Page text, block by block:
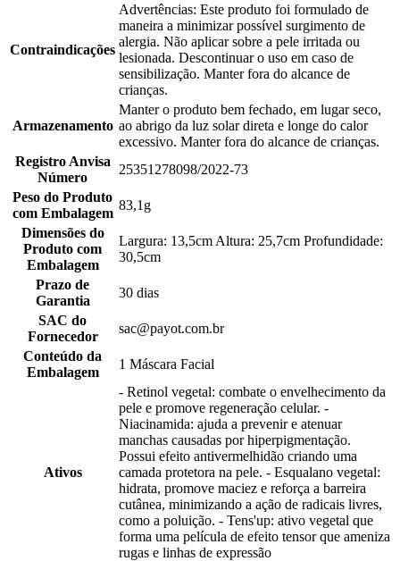
Contraindicações
Advertências: Este produto foi formulado de
maneira a minimizar possível surgimento de
alergia. Não aplicar sobre a pele irritada ou
lesionada. Descontinuar o uso em caso de
sensibilização. Manter fora do alcance de
crianças.
Armazenamento
Manter o produto bem fechado, em lugar seco,
ao abrigo da luz solar direta e longe do calor
excessivo. Manter fora do alcance de crianças.
Registro Anvisa
Número
25351278098/2022-73
Peso do Produto
com Embalagem
83,1g
Dimensões do
Produto com
Embalagem
Largura: 13,5cm Altura: 25,7cm Profundidade:
30,5cm
Prazo de
Garantia
30 dias
SAC do
Fornecedor
sac@payot.com.br
Conteúdo da
Embalagem
1 Máscara Facial
Ativos
- Retinol vegetal: combate o envelhecimento da
pele e promove regeneração celular. -
Niacinamida: ajuda a prevenir e atenuar
manchas causadas por hiperpigmentação.
Possui efeito antivermelhidão criando uma
camada protetora na pele. - Esqualano vegetal:
hidrata, promove maciez e reforça a barreira
cutânea, minimizando a ação de radicais livres,
como a poluição. - Tens'up: ativo vegetal que
forma uma película de efeito tensor que ameniza
rugas e linhas de expressão